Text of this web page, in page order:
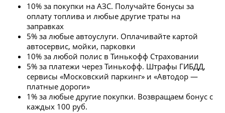
10% за покупки на АЗС. Получайте бонусы за
оплату топлива и любые другие траты на
заправках
5% за любые автоуслуги. Оплачивайте картой
автосервис, мойки, парковки
10% за любой полис в Тинькофф Страховании
5% за платежи через Тинькофф. Штрафы ГИБДД,
сервисы «Московский паркинг» и «Автодор —
платные дороги»
1% за любые другие покупки. Возвращаем бонус с
каждых 100 руб.